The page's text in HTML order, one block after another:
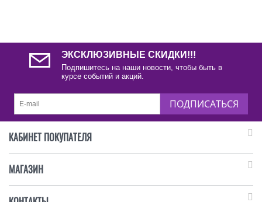
ЭКСКЛЮЗИВНЫЕ СКИДКИ!!!
Подпишитесь на наши новости, чтобы быть в
курсе событий и акций.
ПОДПИСАТЬСЯ
КАБИНЕТ ПОКУПАТЕЛЯ
МАГАЗИН